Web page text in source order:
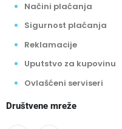
Načini plaćanja
Sigurnost plaćanja
Reklamacije
Uputstvo za kupovinu
Ovlašćeni serviseri
Društvene mreže